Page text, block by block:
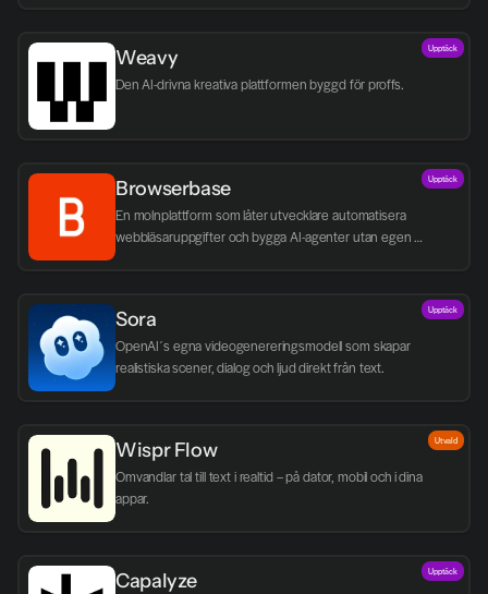
Weavy
Den AI-drivna kreativa plattformen byggd för proffs.
Upptäck
Browserbase
En molnplattform som låter utvecklare automatisera
webbläsaruppgifter och bygga AI-agenter utan egen
Upptäck
Sora
OpenAI´s egna videogenereringsmodell som skapar
realistiska scener, dialog och ljud direkt från text.
Upptäck
Wispr Flow
Omvandlar tal till text i realtid – på dator, mobil och i dina
appar.
Utvald
Capalyze Upptäck